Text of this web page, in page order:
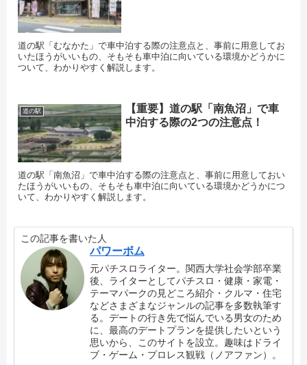
道の駅「むなかた」で車中泊する際の注意点と、事前に用意してお
いたほうがいいもの、そもそも車中泊に向いている環境かどうかに
ついて、わかりやすく解説します。
道の駅
【重要】道の駅「南魚沼」で車
中泊する際の2つの注意点！
道の駅「南魚沼」で車中泊する際の注意点と、事前に用意しておい
たほうがいいもの、そもそも車中泊に向いている環境かどうかにつ
いて、わかりやすく解説します。
この記事を書いた人
パワーボム
元パチスロライター。関西大学社会学部卒業
後、ライターとしてパチスロ・健康・家電・
テーマパークの見どころ紹介・クルマ・住宅
などさまざまなジャンルの記事を多数執筆す
る。デートの行き先で悩んでいる男女のため
に、最高のデートプランを提供したいという
思いから、このサイトを設立。趣味はドライ
ブ・ゲーム・プロレス観戦（ノアファン）。